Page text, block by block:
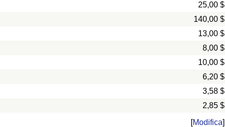
25,00 $
140,00 $
13,00 $
8,00 $
10,00 $
6,20 $
3,58 $
2,85 $
[Modifica]